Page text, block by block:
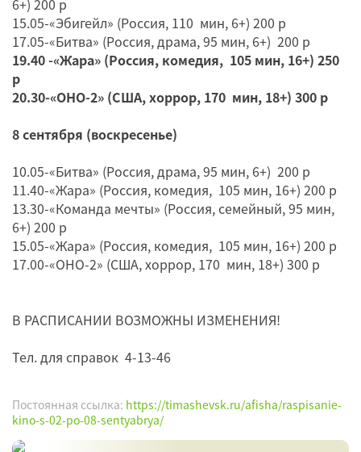
15.05-«Эбигейл» (Россия, 110 мин, 6+) 200 р
17.05-«Битва» (Россия, драма, 95 мин, 6+) 200 р
19.40 -«Жара» (Россия, комедия, 105 мин, 16+) 250
р
20.30-«ОНО-2» (США, хоррор, 170 мин, 18+) 300 р
8 сентября (воскресенье)
10.05-«Битва» (Россия, драма, 95 мин, 6+) 200 р
11.40-«Жара» (Россия, комедия, 105 мин, 16+) 200 р
13.30-«Команда мечты» (Россия, семейный, 95 мин,
6+) 200 р
15.05-«Жара» (Россия, комедия, 105 мин, 16+) 200 р
17.00-«ОНО-2» (США, хоррор, 170 мин, 18+) 300 р
В РАСПИСАНИИ ВОЗМОЖНЫ ИЗМЕНЕНИЯ!
Тел. для справок 4-13-46
Постоянная ссылка: https://timashevsk.ru/afisha/raspisanie-
kino-s-02-po-08-sentyabrya/